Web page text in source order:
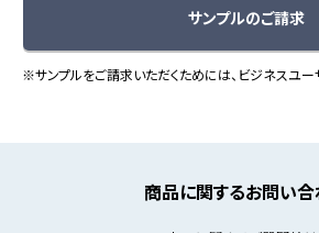
サンプルのご請求
※サンプルをご請求いただくためには、ビジネスユー
商品に関するお問い合